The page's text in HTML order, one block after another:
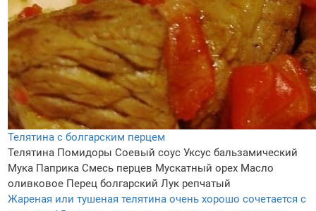
Телятина с болгарским перцем
Телятина Помидоры Соевый соус Уксус бальзамический
Мука Паприка Смесь перцев Мускатный орех Масло
оливковое Перец болгарский Лук репчатый
Жареная или тушеная телятина очень хорошо сочетается с